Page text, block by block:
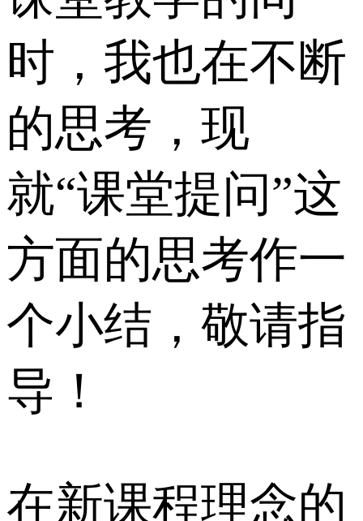
时，我也在不断
的思考，现
就“课堂提问”这
方面的思考作一
个小结，敬请指
导！
在新课程理念的